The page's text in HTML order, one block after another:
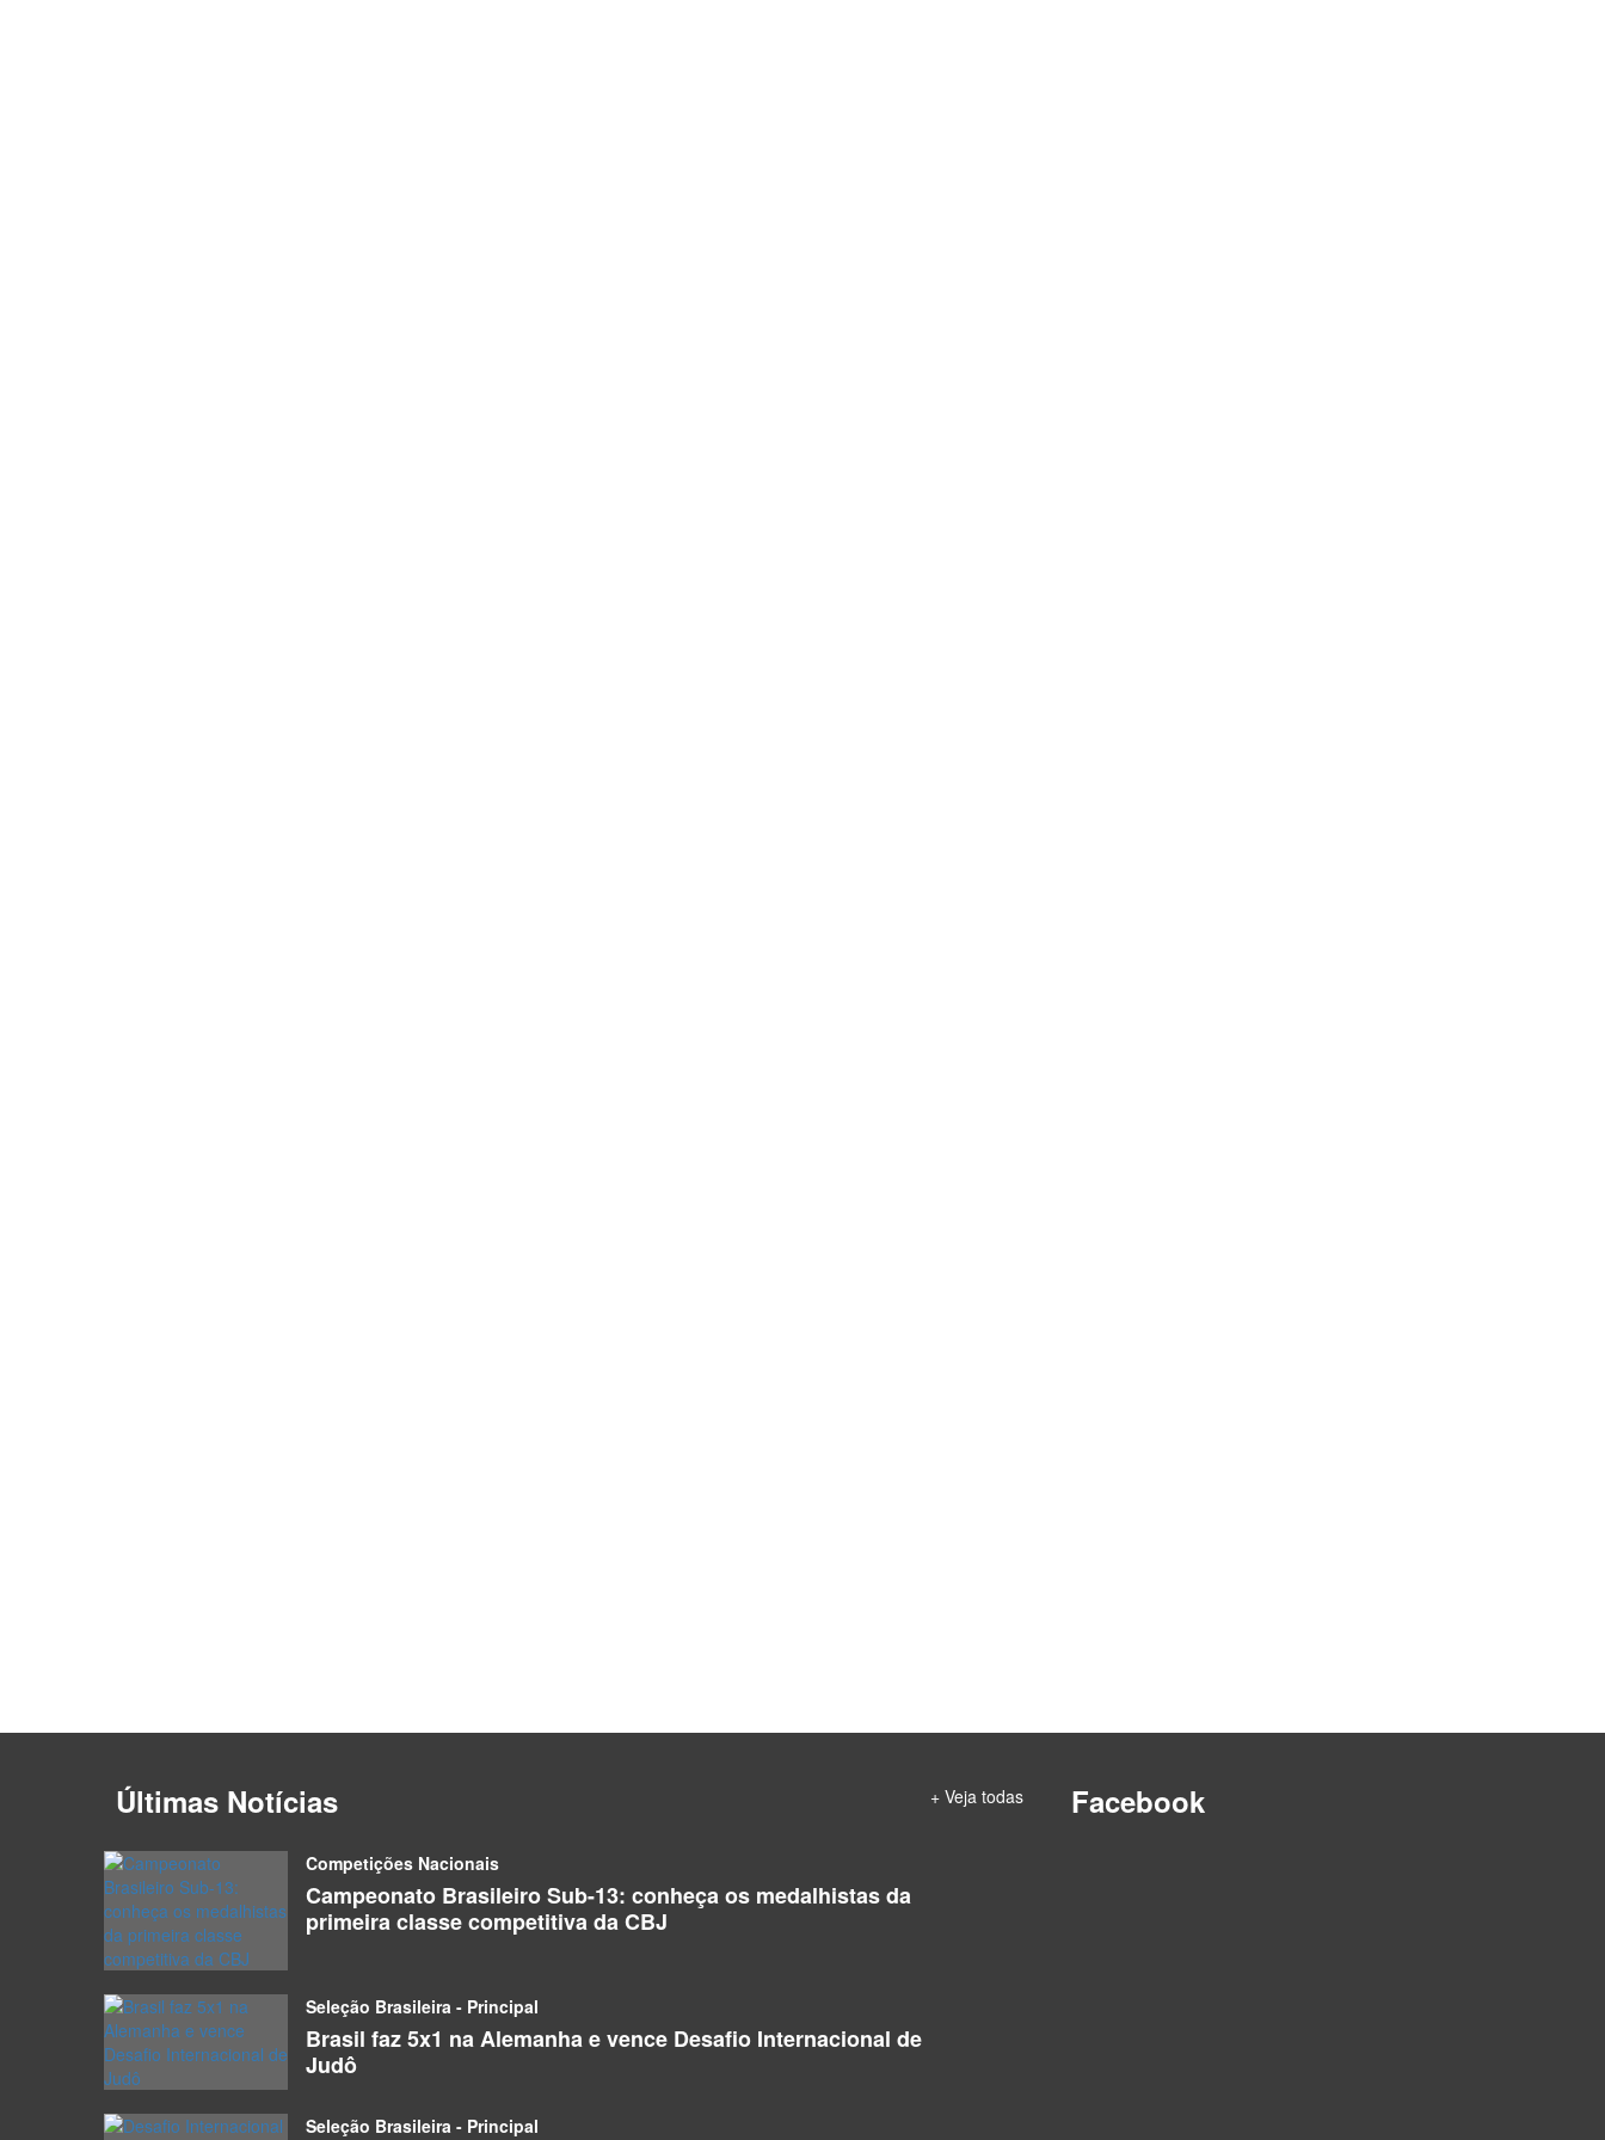
Últimas Notícias + Veja todas
Competições Nacionais
Campeonato Brasileiro Sub-13: conheça os medalhistas da
primeira classe competitiva da CBJ
Seleção Brasileira - Principal
Brasil faz 5x1 na Alemanha e vence Desafio Internacional de
Judô
Seleção Brasileira - Principal
Facebook